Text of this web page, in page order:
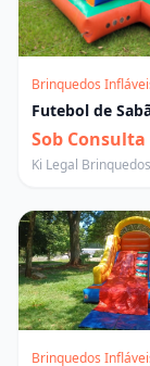
Brinquedos
Futebol de
Sob Consulta
Ki Legal Brinquedos
Brinquedos